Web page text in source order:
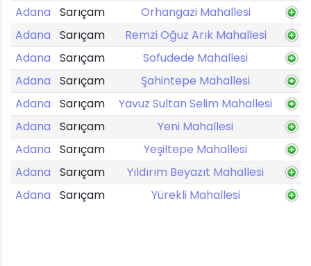
Adana
Sarıçam
Orhangazi Mahallesi
Adana
Sarıçam
Remzi Oğuz Arık Mahallesi
Adana
Sarıçam
Sofudede Mahallesi
Adana
Sarıçam
Şahintepe Mahallesi
Adana
Sarıçam
Yavuz Sultan Selim Mahallesi
Adana
Sarıçam
Yeni Mahallesi
Adana
Sarıçam
Yeşiltepe Mahallesi
Adana
Sarıçam
Yıldırım Beyazıt Mahallesi
Adana
Sarıçam Yürekli Mahallesi